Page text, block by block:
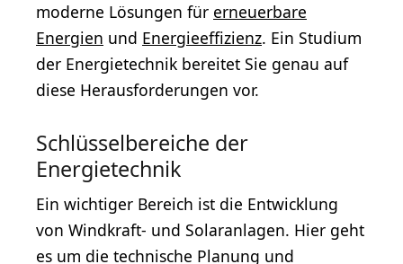
moderne Lösungen für erneuerbare
Energien und Energieeffizienz. Ein Studium
der Energietechnik bereitet Sie genau auf
diese Herausforderungen vor.
Schlüsselbereiche der
Energietechnik
Ein wichtiger Bereich ist die Entwicklung
von Windkraft- und Solaranlagen. Hier geht
es um die technische Planung und